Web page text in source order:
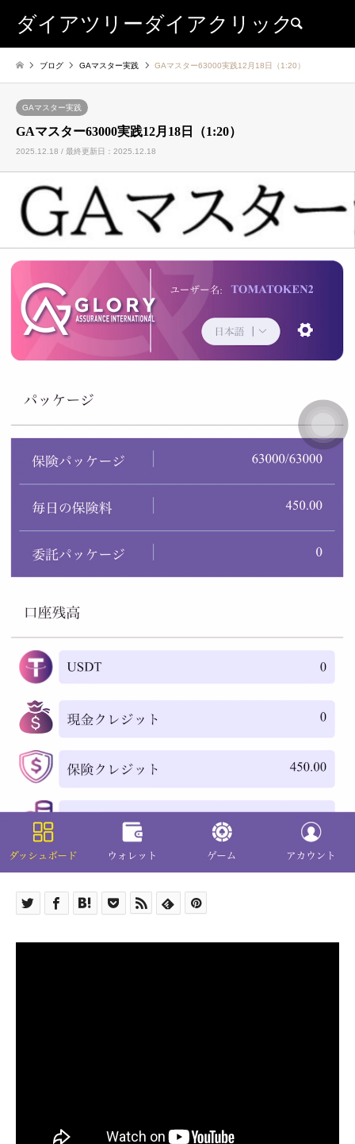
ダイアツリーダイアクリック
ブログ GAマスター実践 GAマスター63000実践12月18日（1:20）
GAマスター実践
GAマスター63000実践12月18日（1:20）
2025.12.18 / 最終更新日：2025.12.18